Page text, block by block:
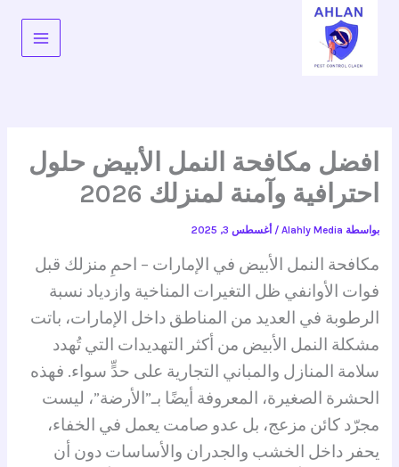
المحتوى
افضل مكافحة النمل الأبيض حلول
احترافية وآمنة لمنزلك 2026
بواسطة Alahly Media
/ أغسطس 3, 2025
مكافحة النمل الأبيض في الإمارات – احمِ منزلك قبل
فوات الأوانفي ظل التغيرات المناخية وازدياد نسبة
الرطوبة في العديد من المناطق داخل الإمارات، باتت
مشكلة النمل الأبيض من أكثر التهديدات التي تُهدد
سلامة المنازل والمباني التجارية على حدٍّ سواء. فهذه
الحشرة الصغيرة، المعروفة أيضًا بـ”الأرضة”، ليست
مجرّد كائن مزعج، بل عدو صامت يعمل في الخفاء،
يحفر داخل الخشب والجدران والأساسات دون أن